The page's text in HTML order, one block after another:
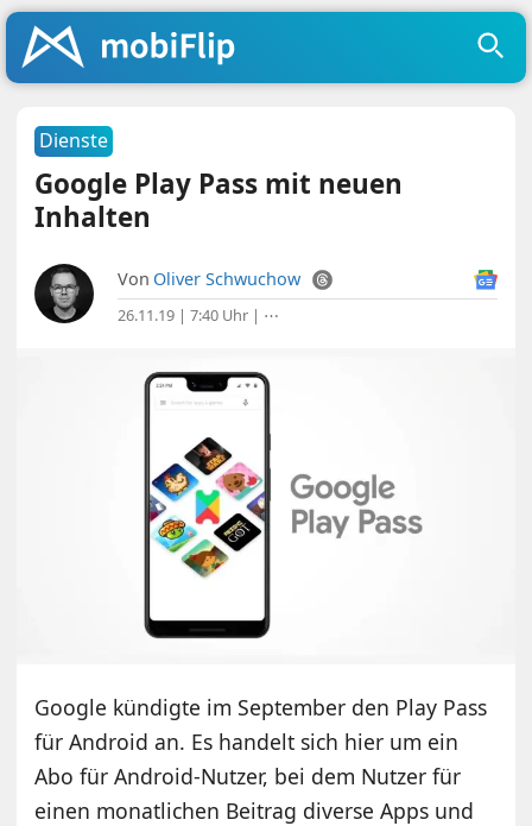
Dienste
Google Play Pass mit neuen
Inhalten
Von Oliver Schwuchow
26.11.19 | 7:40 Uhr | ⋯
Google kündigte im September den Play Pass
für Android an. Es handelt sich hier um ein
Abo für Android-Nutzer, bei dem Nutzer für
einen monatlichen Beitrag diverse Apps und